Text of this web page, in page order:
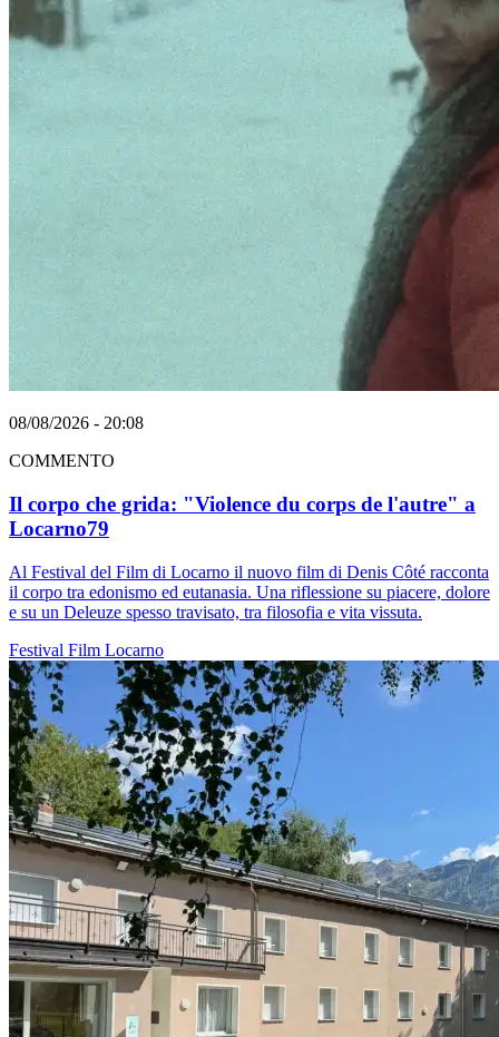
08/08/2026 - 20:08
COMMENTO
Il corpo che grida: "Violence du corps de l'autre" a
Locarno79
Al Festival del Film di Locarno il nuovo film di Denis Côté racconta
il corpo tra edonismo ed eutanasia. Una riflessione su piacere, dolore
e su un Deleuze spesso travisato, tra filosofia e vita vissuta.
Festival Film Locarno